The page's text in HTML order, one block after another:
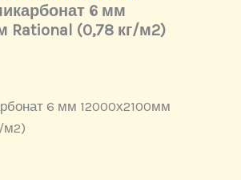
6 мм
Rational (0,78 кг/м2)
6 мм 12000х2100мм
м2)